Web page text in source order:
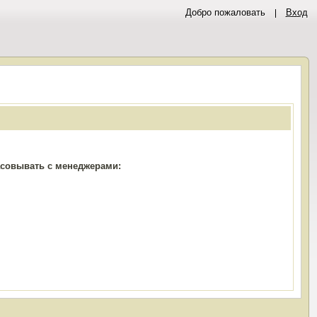
Добро пожаловать Вход
с менеджерами: